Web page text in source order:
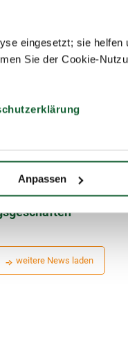
eingesetzt; sie
Sie der Cookie-
Anpassen
bei
weitere News laden